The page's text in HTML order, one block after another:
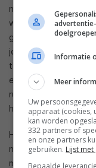
niets te doen,
wat water. De LG
gaten en de druk.
je bier te maken
thuis brouwen van
er capsules gebruikt
ruimen na gebruik en
houden.
Hoe duur de
niet. Het is ook niet
markt komt.
Informatie
Meer
Uw
apparaat (cookies,
kan worden
332 partners of
en onze partners
gebruiken. Lijst
Bepaalde